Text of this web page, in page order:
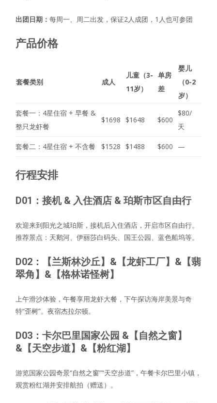
出团日期： 每周一、周二出发，保证2人成团，1人也可参团
产品价格
套餐类别 成人
儿童（3-
11岁）
单房
差
婴儿
（0-2
岁）
套餐一：4星住宿 + 早餐 &
整只龙虾餐
$1698 $1648 $600
$80/
天
套餐二：4星住宿 + 不含餐 $1528 $1488 $600 —
行程安排
D01：接机 & 入住酒店 & 珀斯市区自由行
欢迎来到阳光之城珀斯，接机后入住酒店，开启市区自由行。
推荐景点：天鹅河、伊丽莎白码头、国王公园、蓝色船坞等。
D02：【兰斯林沙丘】&【龙虾工厂】&【翡
翠角】&【格林诺怪树】
上午滑沙体验，午餐享用龙虾大餐，下午探访海岸美景与奇
特“歪树”。夜宿杰拉尔顿。
D03：卡尔巴里国家公园 &【自然之窗】
&【天空步道】&【粉红湖】
游览国家公园奇景“自然之窗”“天空步道”，午餐卡尔巴里小镇，
观赏粉红湖并安排航拍（赠送）。